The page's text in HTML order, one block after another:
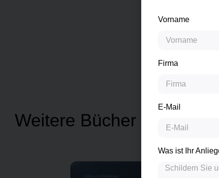
Weitere Bücher von Anke
Vorname
Firma
E-Mail
Was ist Ihr